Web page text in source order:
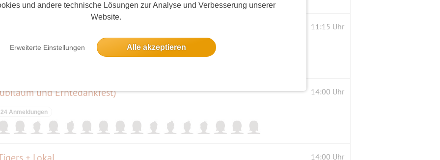
und andere technische Lösungen zur Analyse und Verbesserung unserer
Website.
Erweiterte Einstellungen Alle akzeptieren
Schweiz 11:15 Uhr
6 Anmeldungen
und Erntedankfest) 14:00 Uhr
24 Anmeldungen
+ Lokal 14:00 Uhr